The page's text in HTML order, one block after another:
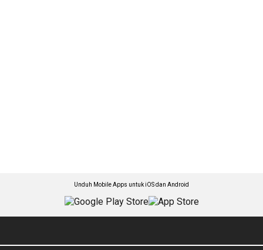
Unduh Mobile Apps untuk iOS dan Android